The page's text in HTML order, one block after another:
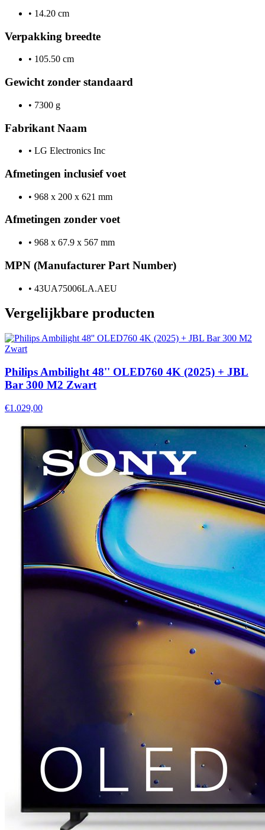
• 14.20 cm
Verpakking breedte
• 105.50 cm
Gewicht zonder standaard
• 7300 g
Fabrikant Naam
• LG Electronics Inc
Afmetingen inclusief voet
• 968 x 200 x 621 mm
Afmetingen zonder voet
• 968 x 67.9 x 567 mm
MPN (Manufacturer Part Number)
• 43UA75006LA.AEU
Vergelijkbare producten
Philips Ambilight 48'' OLED760 4K (2025) + JBL
Bar 300 M2 Zwart
€1.029,00